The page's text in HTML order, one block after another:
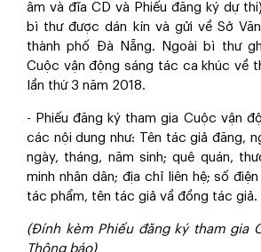
âm và đĩa CD và Phiếu đăng ký dự
bì thư được dán kín và gửi về Sở
thành phố Đà Nẵng. Ngoài bì thư
Cuộc vận động sáng tác ca khúc về
lần thứ 3 năm 2018.
- Phiếu đăng ký tham gia Cuộc vận
các nội dung như: Tên tác giả đăng,
ngày, tháng, năm sinh; quê quán,
minh nhân dân; địa chỉ liên hệ; số
tác phẩm, tên tác giả vầ đồng tác giả.
(Đính kèm Phiếu đăng ký tham gia
Thông báo)